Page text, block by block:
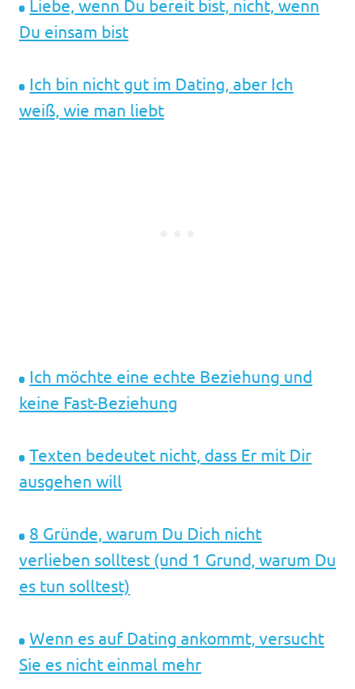
Liebe, wenn Du bereit bist, nicht, wenn
Du einsam bist
Ich bin nicht gut im Dating, aber Ich
weiß, wie man liebt
Ich möchte eine echte Beziehung und
keine Fast-Beziehung
Texten bedeutet nicht, dass Er mit Dir
ausgehen will
8 Gründe, warum Du Dich nicht
verlieben solltest (und 1 Grund, warum Du
es tun solltest)
Wenn es auf Dating ankommt, versucht
Sie es nicht einmal mehr